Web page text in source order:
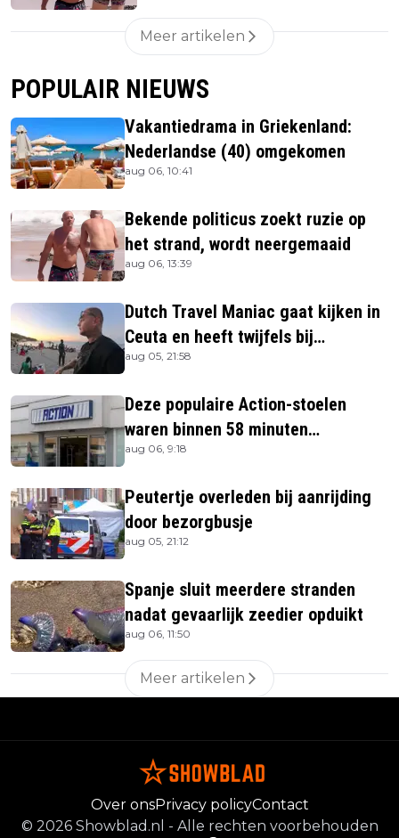
Meer artikelen
POPULAIR NIEUWS
Vakantiedrama in Griekenland:
Nederlandse (40) omgekomen
aug 06, 10:41
Bekende politicus zoekt ruzie op
het strand, wordt neergemaaid
aug 06, 13:39
Dutch Travel Maniac gaat kijken in
Ceuta en heeft twijfels bij
berichtgeving media
aug 05, 21:58
Deze populaire Action-stoelen
waren binnen 58 minuten
uitverkocht zijn vandaag weer te
aug 06, 9:18
Peutertje overleden bij aanrijding
door bezorgbusje
aug 05, 21:12
Spanje sluit meerdere stranden
nadat gevaarlijk zeedier opduikt
aug 06, 11:50
Meer artikelen
Over onsPrivacy policyContact
© 2026 Showblad.nl - Alle rechten voorbehouden